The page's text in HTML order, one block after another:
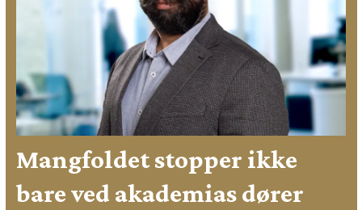
Mangfoldet stopper ikke
bare ved akademias dører